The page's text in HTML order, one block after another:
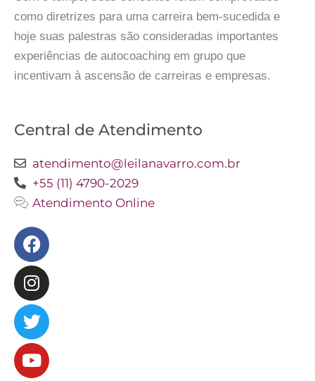
como diretrizes para uma carreira bem-sucedida e
hoje suas palestras são consideradas importantes
experiências de autocoaching em grupo que
incentivam à ascensão de carreiras e empresas.
Central de Atendimento
atendimento@leilanavarro.com.br
+55 (11) 4790-2029
Atendimento Online
Facebook
Instagram
Twitter
Youtube
Linkedin
Slideshare